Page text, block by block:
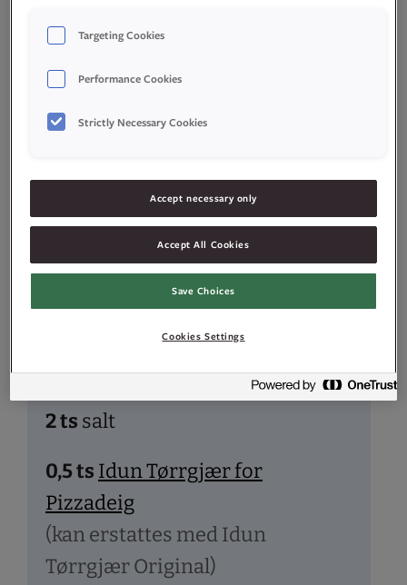
Ingredienser
480ghvetemel
2ts salt
0,5ts Idun Tørrgjær for
Pizzadeig
(kan erstattes med Idun
Tørrgjær Original)
Targeting Cookies
Performance Cookies
Strictly Necessary Cookies
Accept necessary only
Accept All Cookies
Save Choices
Cookies Settings